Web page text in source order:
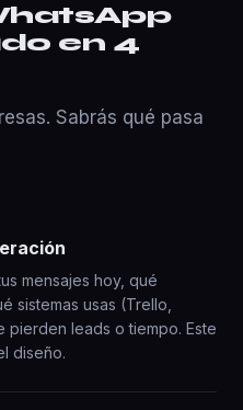
en 4
Sabrás qué pasa
mensajes hoy, qué
sistemas usas (Trello,
pierden leads o tiempo. Este
diseño.